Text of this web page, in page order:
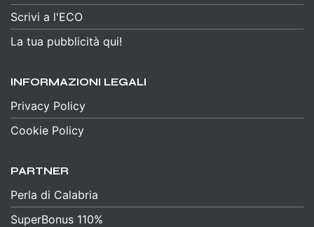
Scrivi a l'ECO
La tua pubblicità qui!
INFORMAZIONI LEGALI
Privacy Policy
Cookie Policy
PARTNER
Perla di Calabria
SuperBonus 110%